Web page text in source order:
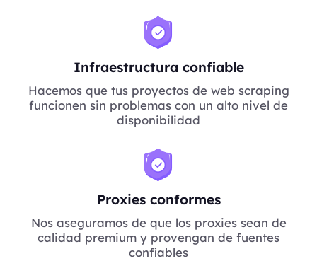
Infraestructura confiable
Hacemos que tus proyectos de web scraping
funcionen sin problemas con un alto nivel de
disponibilidad
Proxies conformes
Nos aseguramos de que los proxies sean de
calidad premium y provengan de fuentes
confiables